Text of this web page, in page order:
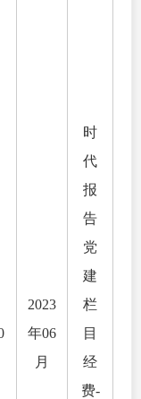
2023
年06
月
时
代
报
告
党
建
栏
目
经
费-